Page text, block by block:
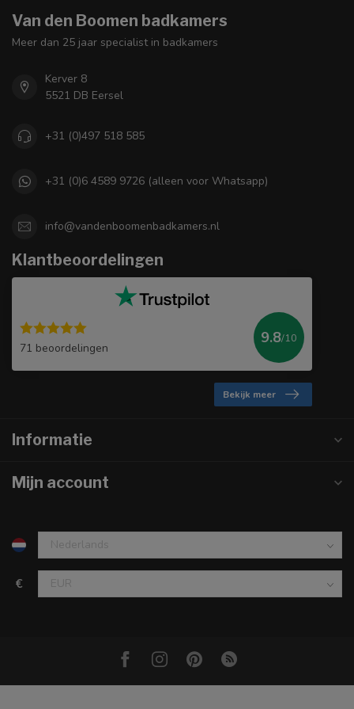
Van den Boomen badkamers
Meer dan 25 jaar specialist in badkamers
Kerver 8
5521 DB Eersel
+31 (0)497 518 585
+31 (0)6 4589 9726 (alleen voor Whatsapp)
info@vandenboomenbadkamers.nl
Klantbeoordelingen
71 beoordelingen
9.8/10
Bekijk meer
Informatie
Mijn account
€